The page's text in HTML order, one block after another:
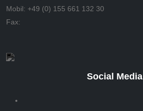
Mobil: +49 (0) 155 661 132 30
Fax:
Social Media